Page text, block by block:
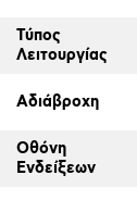
Τύπος
Λειτουργίας
Αδιάβροχη
Οθόνη
Ενδείξεων